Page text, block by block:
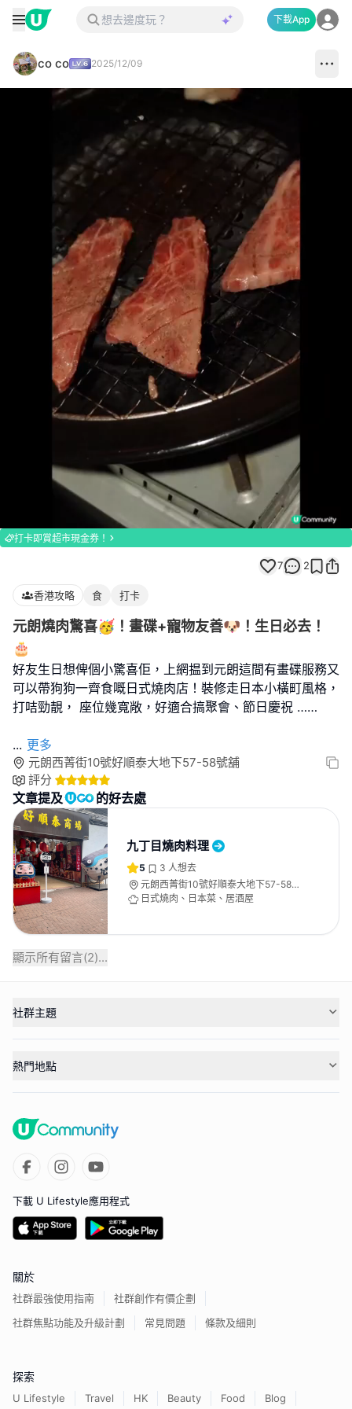
下載App
co co 2025/12/09
Loaded:
96.00%
Unmute
打卡即賞超市現金券！
7 2
香港攻略 食 打卡
元朗燒肉驚喜🥳！畫碟+寵物友善🐶！生日必去！
🎂
好友生日想俾個小驚喜佢，上網揾到元朗這間有畫碟服務又
可以帶狗狗一齊食嘅日式燒肉店！裝修走日本小橫町風格，
打咭勁靚， 座位幾寬敞，好適合搞聚會、節日慶祝 ……
... 更多
元朗西菁街10號好順泰大地下57-58號舖
評分
文章提及 的好去處
九丁目燒肉料理
5 3 人想去
元朗西菁街10號好順泰大地下57-58號
舖
日式燒肉、日本菜、居酒屋
顯示所有留言(2)...
社群主題
熱門地點
下載 U Lifestyle應用程式
關於
社群最強使用指南
社群創作有價企劃
社群焦點功能及升級計劃
常見問題 條款及細則
探索
U Lifestyle Travel HK Beauty Food Blog